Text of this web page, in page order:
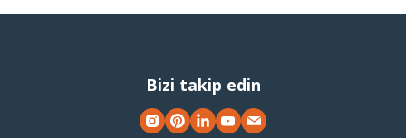
Bizi takip edin